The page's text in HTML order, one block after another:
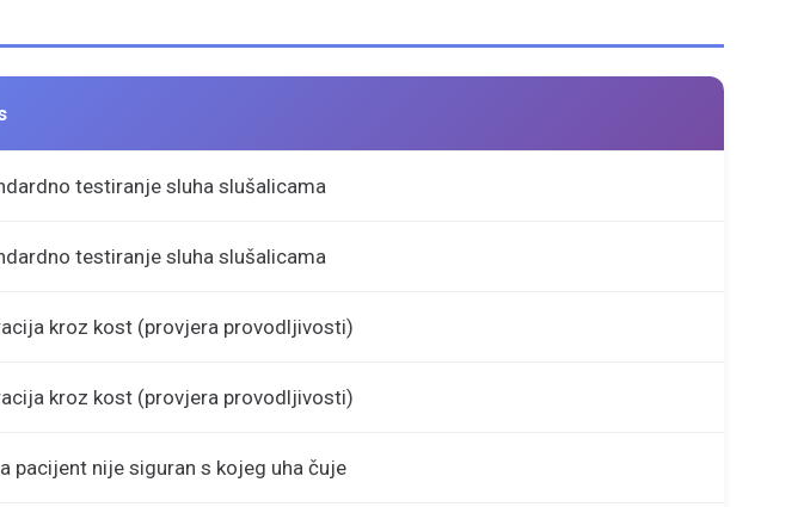
testiranje sluha slušalicama
testiranje sluha slušalicama
kroz kost (provjera provodljivosti)
kroz kost (provjera provodljivosti)
pacijent nije siguran s kojeg uha čuje